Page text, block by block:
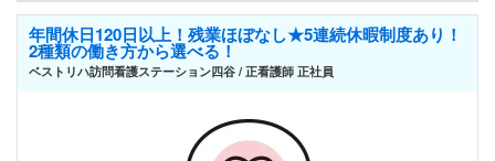
年間休日120日以上！残業ほぼなし★5連続休暇制度あり！
2種類の働き方から選べる！
ベストリハ訪問看護ステーション四谷 / 正看護師 正社員